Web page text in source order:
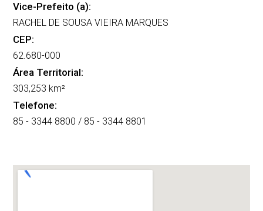
Vice-Prefeito (a):
RACHEL DE SOUSA VIEIRA MARQUES
CEP:
62.680-000
Área Territorial:
303,253 km²
Telefone:
85 - 3344 8800 / 85 - 3344 8801